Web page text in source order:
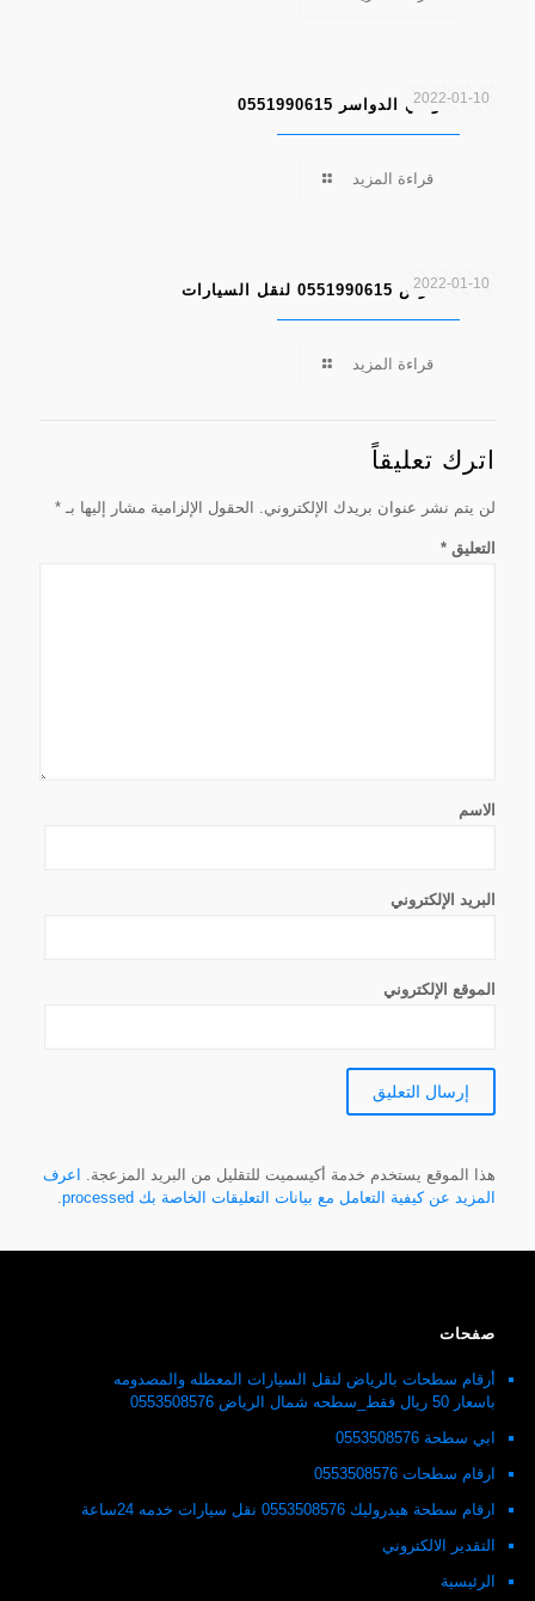
2022-01-10
سطحة وادي الدواسر 0551990615
قراءة المزيد
2022-01-10
سطحة الرس 0551990615 لنقل السيارات
قراءة المزيد
اترك تعليقاً
لن يتم نشر عنوان بريدك الإلكتروني. الحقول الإلزامية مشار إليها بـ *
التعليق *
الاسم
البريد الإلكتروني
الموقع الإلكتروني
هذا الموقع يستخدم خدمة أكيسميت للتقليل من البريد المزعجة. اعرف
المزيد عن كيفية التعامل مع بيانات التعليقات الخاصة بك processed
.
صفحات
أرقام سطحات بالرياض لنقل السيارات المعطله والمصدومه
باسعار 50 ريال فقط_سطحه شمال الرياض 0553508576
ابي سطحة 0553508576
ارقام سطحات 0553508576
ارقام سطحة هيدروليك 0553508576 نقل سيارات خدمه 24ساعة
التقدير الالكتروني
الرئيسية